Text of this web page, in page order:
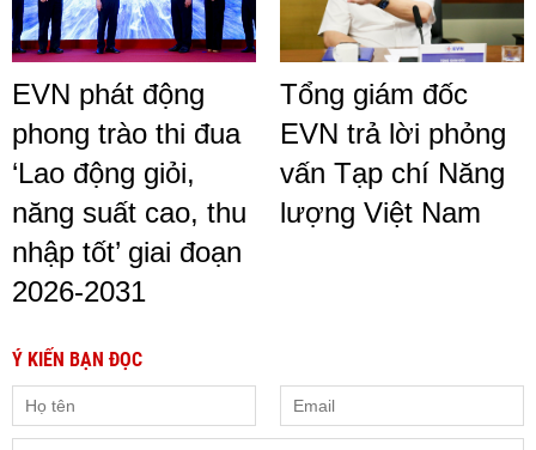
EVN phát động
phong trào thi đua
‘Lao động giỏi,
năng suất cao, thu
nhập tốt’ giai đoạn
2026-2031
Tổng giám đốc
EVN trả lời phỏng
vấn Tạp chí Năng
lượng Việt Nam
Ý KIẾN BẠN ĐỌC